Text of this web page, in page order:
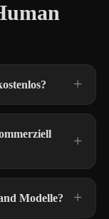
Modelle?